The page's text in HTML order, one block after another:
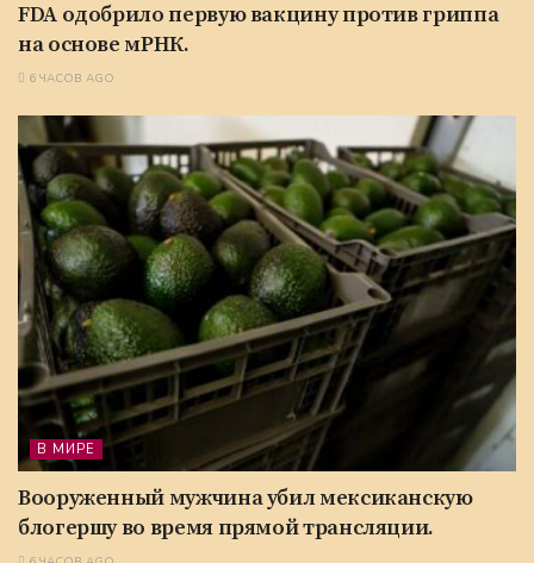
FDA одобрило первую вакцину против гриппа
на основе мРНК.
6 ЧАСОВ AGO
В МИРЕ
Вооруженный мужчина убил мексиканскую
блогершу во время прямой трансляции.